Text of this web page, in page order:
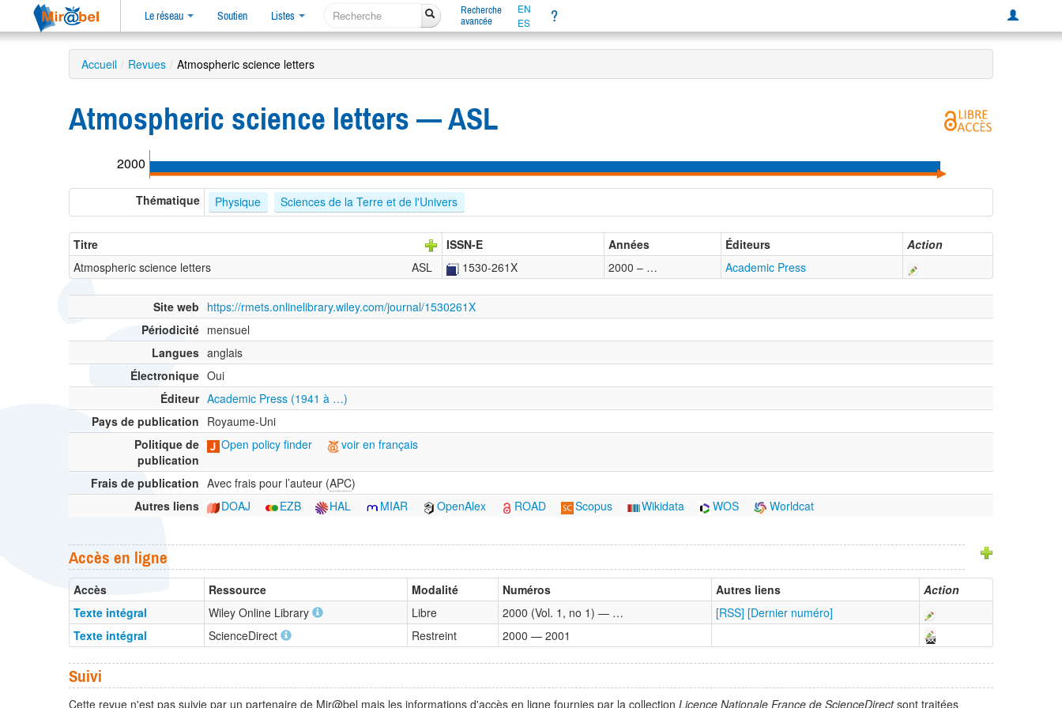
Le réseau Soutien Listes
Recherche
avancée
EN
ES
?
Accueil / Revues / Atmospheric science letters
Atmospheric science letters — ASL
2000
Thématique Physique Sciences de la Terre et de l'Univers
Titre ISSN-E Années Éditeurs
Action
Atmospheric science letters
ASL 1530-261X 2000 – … Academic Press
Site web https://rmets.onlinelibrary.wiley.com/journal/1530261X
Périodicité mensuel
Langues anglais
Électronique Oui
Éditeur Academic Press (1941 à …)
Pays de publication Royaume-Uni
Politique de
publication
Open policy finder voir en français
Frais de publication Avec frais pour l’auteur (APC)
Autres liens
DOAJ EZB HAL MIAR OpenAlex ROAD Scopus Wikidata WOS Worldcat
Accès en ligne
Accès Ressource Modalité Numéros Autres liens
Action
Texte intégral
Wiley Online Library Libre 2000 (Vol. 1, no 1) — … [RSS] [Dernier numéro]
Texte intégral
ScienceDirect Restreint 2000 — 2001
Suivi
Cette revue n'est pas suivie par un partenaire de Mir@bel mais les informations d'accès en ligne fournies par la collection Licence Nationale France de ScienceDirectsont traitées